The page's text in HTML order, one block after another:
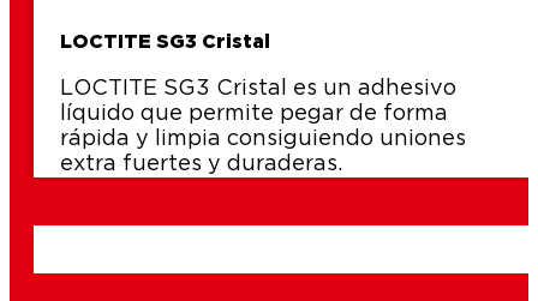
LOCTITE SG3 Cristal
LOCTITE SG3 Cristal es un adhesivo
líquido que permite pegar de forma
rápida y limpia consiguiendo uniones
extra fuertes y duraderas.